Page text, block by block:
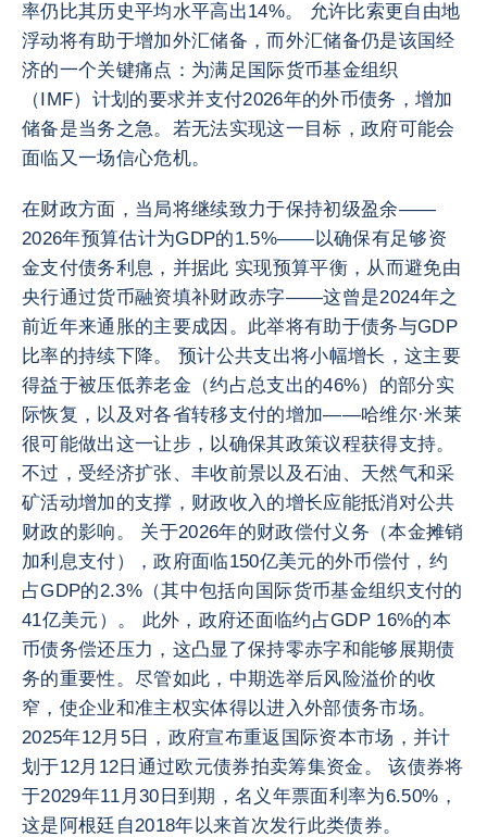
率仍比其历史平均水平高出14%。 允许比索更自由地
浮动将有助于增加外汇储备，而外汇储备仍是该国经
济的一个关键痛点：为满足国际货币基金组织
（IMF）计划的要求并支付2026年的外币债务，增加
储备是当务之急。若无法实现这一目标，政府可能会
面临又一场信心危机。
在财政方面，当局将继续致力于保持初级盈余——
2026年预算估计为GDP的1.5%——以确保有足够资
金支付债务利息，并据此 实现预算平衡，从而避免由
央行通过货币融资填补财政赤字——这曾是2024年之
前近年来通胀的主要成因。此举将有助于债务与GDP
比率的持续下降。 预计公共支出将小幅增长，这主要
得益于被压低养老金（约占总支出的46%）的部分实
际恢复，以及对各省转移支付的增加——哈维尔·米莱
很可能做出这一让步，以确保其政策议程获得支持。
不过，受经济扩张、丰收前景以及石油、天然气和采
矿活动增加的支撑，财政收入的增长应能抵消对公共
财政的影响。 关于2026年的财政偿付义务（本金摊销
加利息支付），政府面临150亿美元的外币偿付，约
占GDP的2.3%（其中包括向国际货币基金组织支付的
41亿美元）。 此外，政府还面临约占GDP 16%的本
币债务偿还压力，这凸显了保持零赤字和能够展期债
务的重要性。尽管如此，中期选举后风险溢价的收
窄，使企业和准主权实体得以进入外部债务市场。
2025年12月5日，政府宣布重返国际资本市场，并计
划于12月12日通过欧元债券拍卖筹集资金。 该债券将
于2029年11月30日到期，名义年票面利率为6.50%，
这是阿根廷自2018年以来首次发行此类债券。